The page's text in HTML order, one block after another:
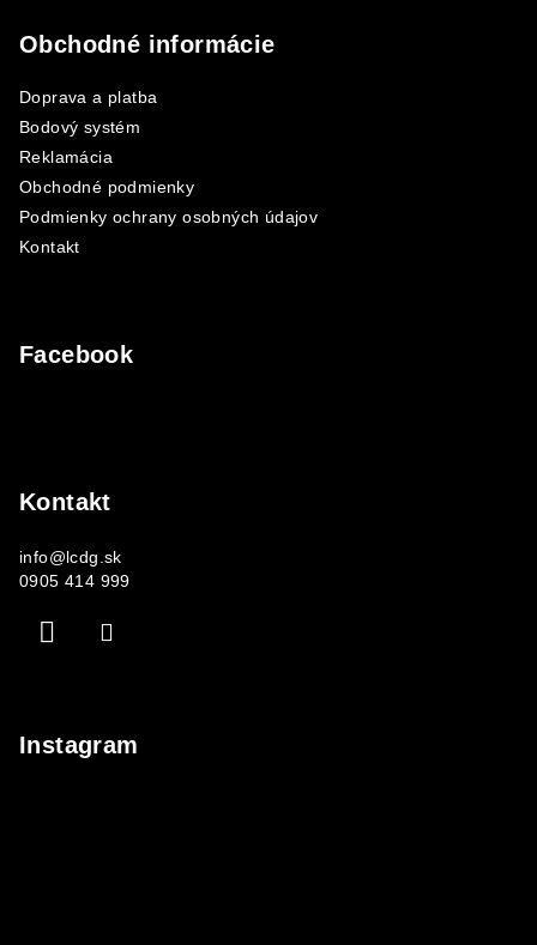
Obchodné informácie
Doprava a platba
Bodový systém
Reklamácia
Obchodné podmienky
Podmienky ochrany osobných údajov
Kontakt
Facebook
Kontakt
info@lcdg.sk
0905 414 999
Instagram